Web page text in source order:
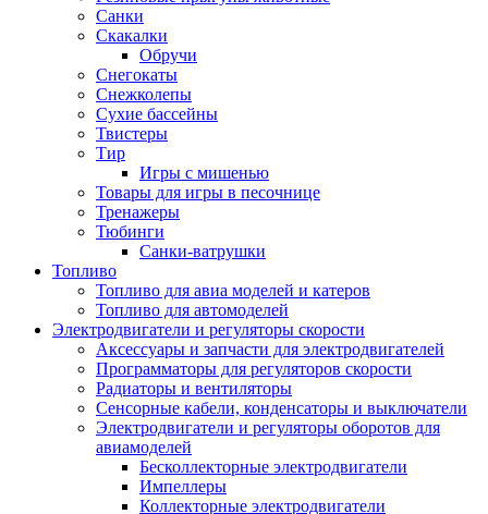
Санки
Скакалки
Обручи
Снегокаты
Снежколепы
Сухие бассейны
Твистеры
Тир
Игры с мишенью
Товары для игры в песочнице
Тренажеры
Тюбинги
Санки-ватрушки
Топливо
Топливо для авиа моделей и катеров
Топливо для автомоделей
Электродвигатели и регуляторы скорости
Аксессуары и запчасти для электродвигателей
Программаторы для регуляторов скорости
Радиаторы и вентиляторы
Сенсорные кабели, конденсаторы и выключатели
Электродвигатели и регуляторы оборотов для
авиамоделей
Бесколлекторные электродвигатели
Импеллеры
Коллекторные электродвигатели